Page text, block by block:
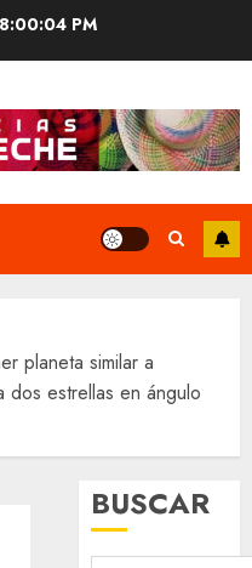
8:00:05 PM
planeta similar a
dos estrellas en ángulo
BUSCAR